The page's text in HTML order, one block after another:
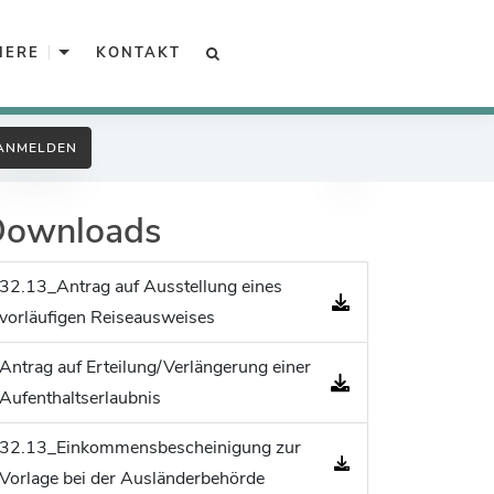
Unterkategorien von Karriere
Arbeitgeber Kreisverwaltung
Ausbildung, Praktikum, BFD
Ingenieure
Gefahrenabwehr
Sozialarbeit
Interkulturelle Öffnung
KONTAKT
32.13_Antrag auf Ausstellung eines
vorläufigen Reiseausweises
Antrag auf Erteilung/Verlängerung einer
Aufenthaltserlaubnis
32.13_Einkommensbescheinigung zur
Vorlage bei der Ausländerbehörde